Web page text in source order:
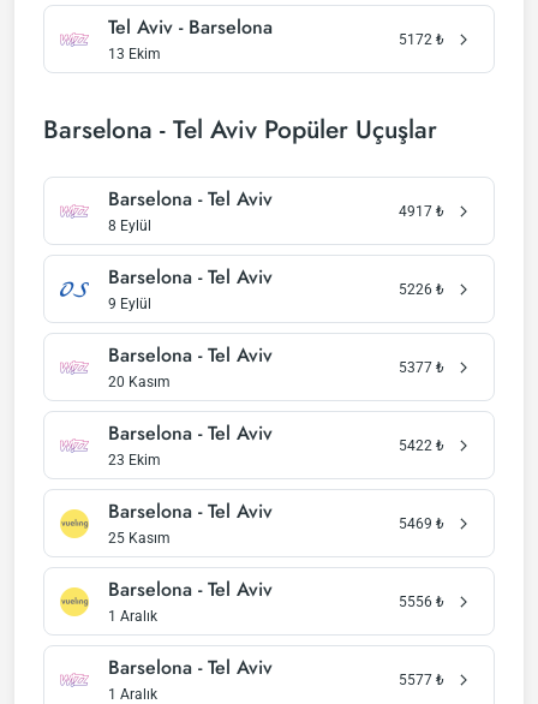
Tel Aviv - Barselona
13 Ekim
5172 ₺
Barselona - Tel Aviv Popüler Uçuşlar
Barselona - Tel Aviv
8 Eylül
4917 ₺
Barselona - Tel Aviv
9 Eylül
5226 ₺
Barselona - Tel Aviv
20 Kasım
5377 ₺
Barselona - Tel Aviv
23 Ekim
5422 ₺
Barselona - Tel Aviv
25 Kasım
5469 ₺
Barselona - Tel Aviv
1 Aralık
5556 ₺
Barselona - Tel Aviv
1 Aralık
5577 ₺